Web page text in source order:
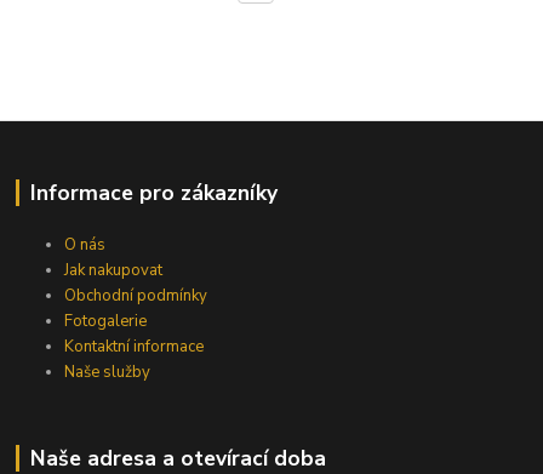
Informace pro zákazníky
O nás
Jak nakupovat
Obchodní podmínky
Fotogalerie
Kontaktní informace
Naše služby
Naše adresa a otevírací doba